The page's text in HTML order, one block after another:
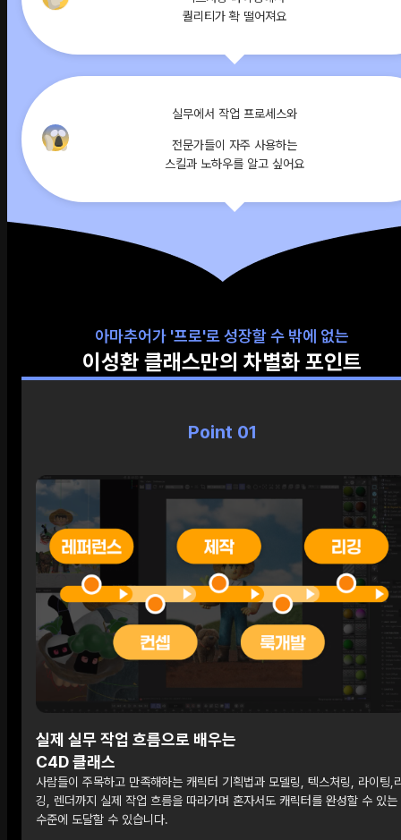
퀄리티가 확 떨어져요
실무에서 작업 프로세스와
전문가들이 자주 사용하는
스킬과 노하우를 알고 싶어요
아마추어가 '프로'로 성장할 수 밖에 없는
이성환 클래스만의 차별화 포인트
Point 01
실제 실무 작업 흐름으로 배우는
C4D 클래스
사람들이 주목하고 만족해하는 캐릭터 기획법과 모델링, 텍스처링, 라이팅,
깅, 렌더까지 실제 작업 흐름을 따라가며 혼자서도 캐릭터를 완성할 수 있는
수준에 도달할 수 있습니다.